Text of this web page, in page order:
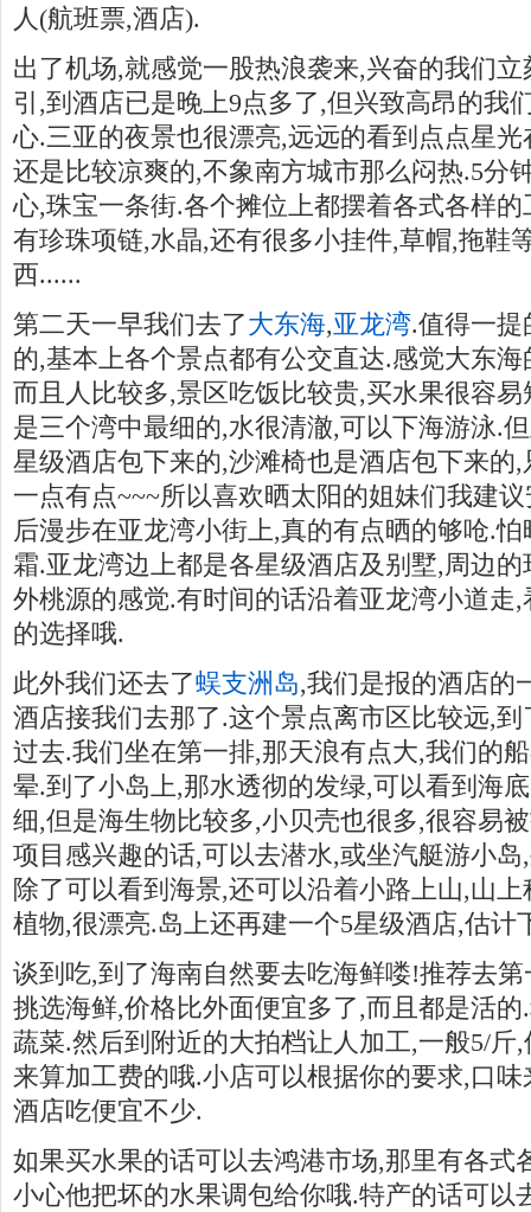
人(航班票,酒店).
出了机场,就感觉一股热浪袭来,兴奋的我们
引,到酒店已是晚上9点多了,但兴致高昂的我
心.三亚的夜景也很漂亮,远远的看到点点星
还是比较凉爽的,不象南方城市那么闷热.5分
心,珠宝一条街.各个摊位上都摆着各式各样
有珍珠项链,水晶,还有很多小挂件,草帽,拖鞋
西......
第二天一早我们去了大东海,亚龙湾.值得一
的,基本上各个景点都有公交直达.感觉大东
而且人比较多,景区吃饭比较贵,买水果很容
是三个湾中最细的,水很清澈,可以下海游泳.
星级酒店包下来的,沙滩椅也是酒店包下来的
一点有点~~~所以喜欢晒太阳的姐妹们我建
后漫步在亚龙湾小街上,真的有点晒的够呛.
霜.亚龙湾边上都是各星级酒店及别墅,周边
外桃源的感觉.有时间的话沿着亚龙湾小道走
的选择哦.
此外我们还去了蜈支洲岛,我们是报的酒店的
酒店接我们去那了.这个景点离市区比较远,
过去.我们坐在第一排,那天浪有点大,我们的
晕.到了小岛上,那水透彻的发绿,可以看到海
细,但是海生物比较多,小贝壳也很多,很容易
项目感兴趣的话,可以去潜水,或坐汽艇游小
除了可以看到海景,还可以沿着小路上山,山
植物,很漂亮.岛上还再建一个5星级酒店,估计
谈到吃,到了海南自然要去吃海鲜喽!推荐去
挑选海鲜,价格比外面便宜多了,而且都是活
蔬菜.然后到附近的大拍档让人加工,一般5/斤
来算加工费的哦.小店可以根据你的要求,口
酒店吃便宜不少.
如果买水果的话可以去鸿港市场,那里有各式
小心他把坏的水果调包给你哦.特产的话可以